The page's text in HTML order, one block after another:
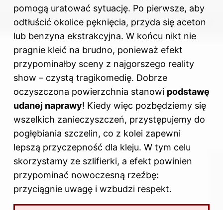
pomogą uratować sytuację. Po pierwsze, aby
odtłuścić okolice pęknięcia, przyda się aceton
lub benzyna ekstrakcyjna. W końcu nikt nie
pragnie kleić na brudno, ponieważ efekt
przypominałby sceny z najgorszego reality
show – czystą tragikomedię. Dobrze
oczyszczona powierzchnia stanowi podstawę
udanej naprawy! Kiedy więc pozbędziemy się
wszelkich zanieczyszczeń, przystępujemy do
pogłębiania szczelin, co z kolei zapewni
lepszą przyczepność dla kleju. W tym celu
skorzystamy ze szlifierki, a efekt powinien
przypominać nowoczesną rzeźbę:
przyciągnie uwagę i wzbudzi respekt.